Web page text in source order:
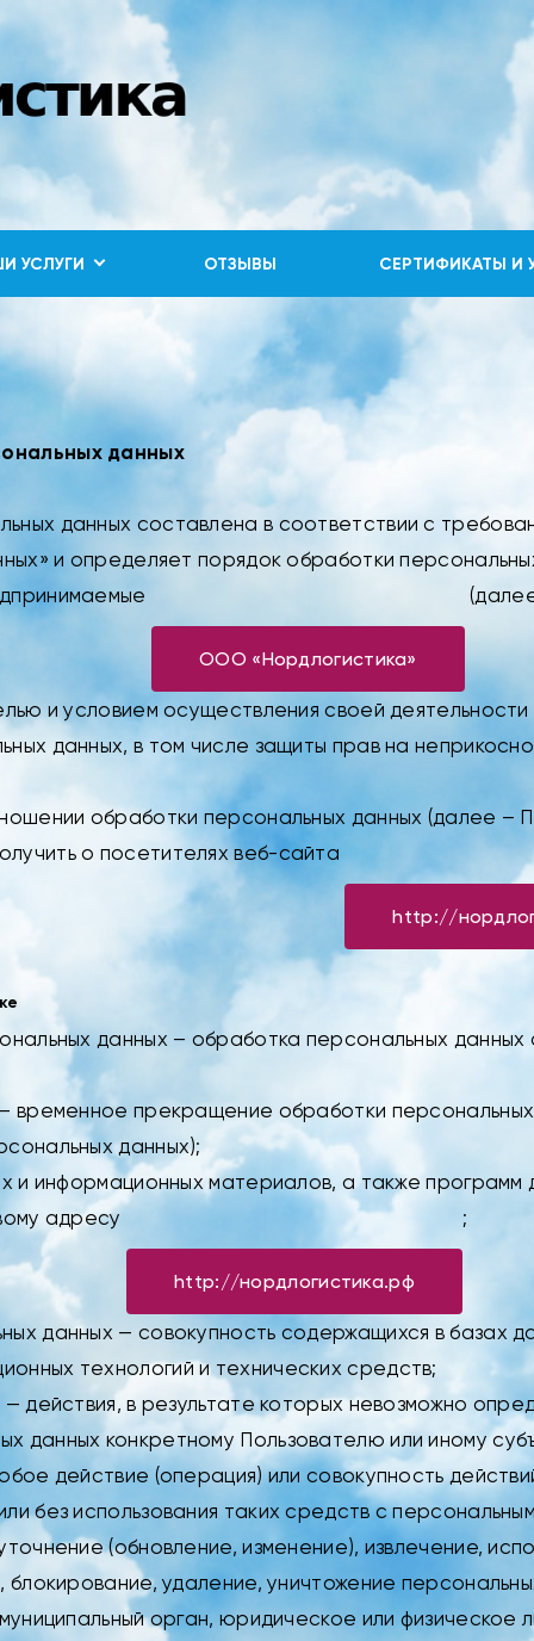
УСЛУГИ ОТЗЫВЫ СЕРТИФИКАТЫ И
данных
данных составлена в соответствии с
и определяет порядок обработки
ООО «Нордлогистика»
и условием осуществления своей
данных, в том числе защиты прав на
обработки персональных данных (далее –
о посетителях веб-сайта
http://
данных – обработка персональных
временное прекращение обработки
данных);
и информационных материалов, а также
адресу
http://нордлогистика.рф
;
данных — совокупность содержащихся в базах
технологий и технических средств;
действия, в результате которых невозможно
данных конкретному Пользователю или иному
действие (операция) или совокупность
без использования таких средств с
(обновление, изменение), извлечение,
удаление, уничтожение
орган, юридическое или физическое